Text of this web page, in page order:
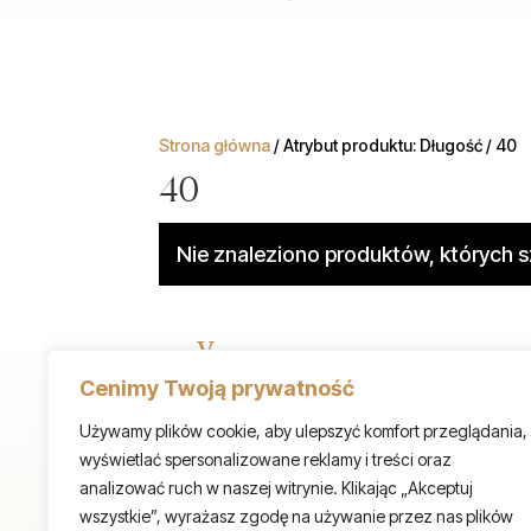
Cenimy Twoją prywatność
Używamy plików cookie, aby ulepszyć komfort przeglądania,
wyświetlać spersonalizowane reklamy i treści oraz
analizować ruch w naszej witrynie. Klikając „Akceptuj
wszystkie”, wyrażasz zgodę na używanie przez nas plików
Strona główna/ Atrybut produktu: Długość / 40
40
Nie znaleziono produktów, których
v

+48 604 400 666